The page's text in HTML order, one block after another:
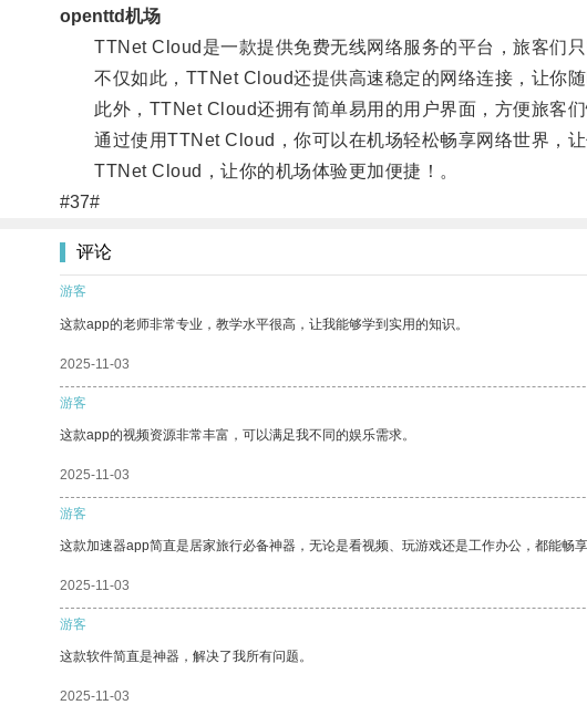
openttd机场
TTNet Cloud是一款提供免费无线网络服务的平台，旅客们只
不仅如此，TTNet Cloud还提供高速稳定的网络连接，让你随
此外，TTNet Cloud还拥有简单易用的用户界面，方便旅客们
通过使用TTNet Cloud，你可以在机场轻松畅享网络世界，让
TTNet Cloud，让你的机场体验更加便捷！。
#37#
评论
游客
这款app的老师非常专业，教学水平很高，让我能够学到实用的知识。
2025-11-03
游客
这款app的视频资源非常丰富，可以满足我不同的娱乐需求。
2025-11-03
游客
这款加速器app简直是居家旅行必备神器，无论是看视频、玩游戏还是工作办公，都能畅
2025-11-03
游客
这款软件简直是神器，解决了我所有问题。
2025-11-03